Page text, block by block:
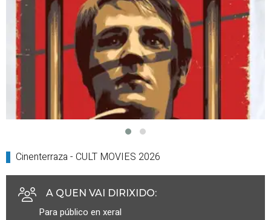
Cinenterraza - CULT MOVIES 2026
A QUEN VAI DIRIXIDO:
Para público en xeral